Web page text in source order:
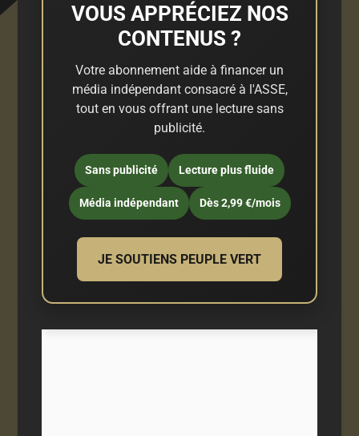
VOUS APPRÉCIEZ NOS
CONTENUS ?
Votre abonnement aide à financer un
média indépendant consacré à l'ASSE,
tout en vous offrant une lecture sans
publicité.
Sans publicité Lecture plus fluide
Média indépendant Dès 2,99 €/mois
JE SOUTIENS PEUPLE VERT